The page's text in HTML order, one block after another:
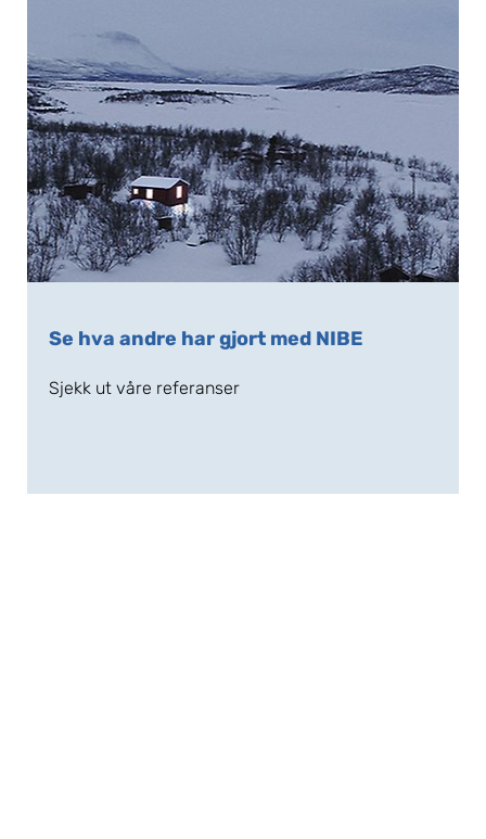
Se hva andre har gjort med NIBE
Sjekk ut våre referanser